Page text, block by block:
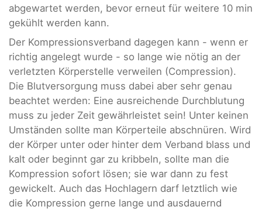
abgewartet werden, bevor erneut für weitere 10 min
gekühlt werden kann.
Der Kompressionsverband dagegen kann - wenn er
richtig angelegt wurde - so lange wie nötig an der
verletzten Körperstelle verweilen (Compression).
Die Blutversorgung muss dabei aber sehr genau
beachtet werden: Eine ausreichende Durchblutung
muss zu jeder Zeit gewährleistet sein! Unter keinen
Umständen sollte man Körperteile abschnüren. Wird
der Körper unter oder hinter dem Verband blass und
kalt oder beginnt gar zu kribbeln, sollte man die
Kompression sofort lösen; sie war dann zu fest
gewickelt. Auch das Hochlagern darf letztlich wie
die Kompression gerne lange und ausdauernd